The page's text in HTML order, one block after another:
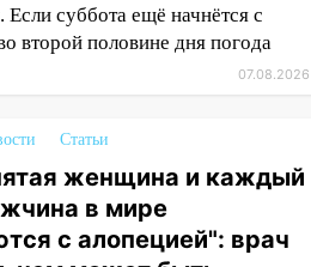
областной
районе
дороги, ставят
проводят новое
Если суббота ещё начнётся с
второй половине дня погода
07.08.2026
Статьи
женщина и каждый
в мире
с алопецией": врач